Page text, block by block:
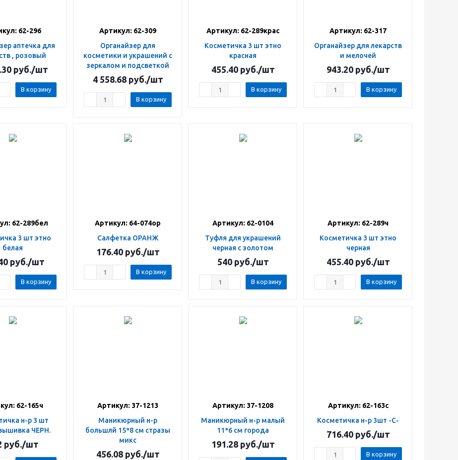
62-296
, розовый
руб./шт
В корзину
Артикул: 62-309
Органайзер для
косметики и украшений с
зеркалом и подсветкой
4 558.68руб./шт
В корзину
Артикул: 62-289крас
Косметичка 3 шт этно
красная
455.40руб./шт
В корзину
Артикул: 62-317
Органайзер для лекарств
и мелочей
943.20руб./шт
В корзину
62-289бел
белая
руб./шт
В корзину
Артикул: 64-074ор
Салфетка ОРАНЖ
176.40руб./шт
В корзину
Артикул: 62-0104
Туфля для украшений
черная с золотом
540руб./шт
В корзину
Артикул: 62-289ч
Косметичка 3 шт этно
черная
455.40руб./шт
В корзину
62-165ч
ЧЕРН.
руб./шт
Артикул: 37-1213
Маникюрный н-р
большлй 15*8 см стразы
микс
456.08руб./шт
Артикул: 37-1208
Маникюрный н-р малый
11*6 см города
191.28руб./шт
Артикул: 62-163с
Косметичка н-р 3шт -С-
716.40руб./шт
В корзину